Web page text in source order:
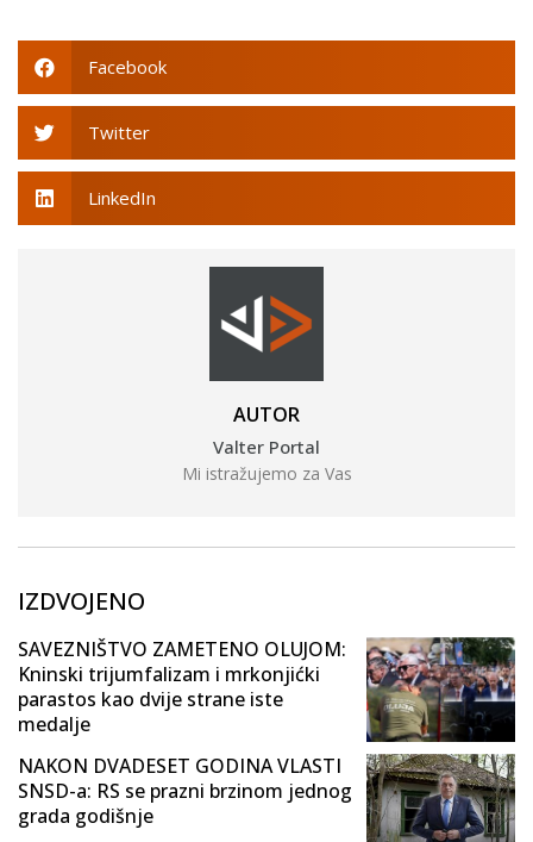
Facebook
Twitter
LinkedIn
AUTOR
Valter Portal
Mi istražujemo za Vas
IZDVOJENO
SAVEZNIŠTVO ZAMETENO OLUJOM:
Kninski trijumfalizam i mrkonjićki
parastos kao dvije strane iste
medalje
NAKON DVADESET GODINA VLASTI
SNSD-a: RS se prazni brzinom jednog
grada godišnje